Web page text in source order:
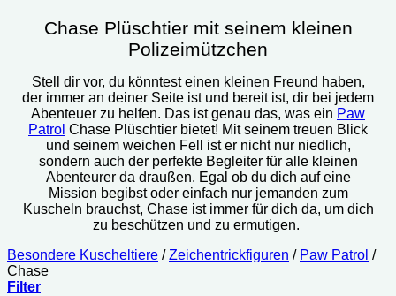
Chase Plüschtier mit seinem kleinen
Polizeimützchen
Stell dir vor, du könntest einen kleinen Freund haben,
der immer an deiner Seite ist und bereit ist, dir bei jedem
Abenteuer zu helfen. Das ist genau das, was ein Paw
Patrol Chase Plüschtier bietet! Mit seinem treuen Blick
und seinem weichen Fell ist er nicht nur niedlich,
sondern auch der perfekte Begleiter für alle kleinen
Abenteurer da draußen. Egal ob du dich auf eine
Mission begibst oder einfach nur jemanden zum
Kuscheln brauchst, Chase ist immer für dich da, um dich
zu beschützen und zu ermutigen.
Besondere Kuscheltiere / Zeichentrickfiguren / Paw Patrol /
Chase
Filter